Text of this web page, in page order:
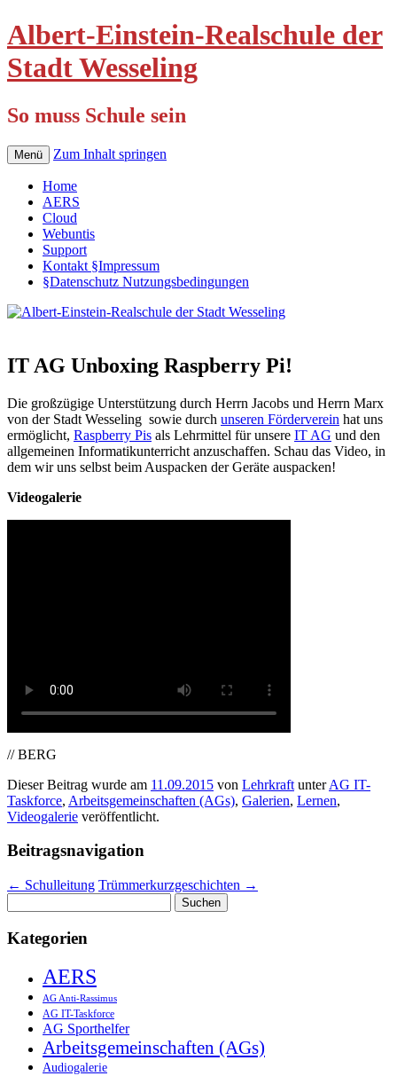
Albert-Einstein-Realschule der
Stadt Wesseling
So muss Schule sein
Menü Zum Inhalt springen
Home
AERS
Cloud
Webuntis
Support
Kontakt §Impressum
§Datenschutz Nutzungsbedingungen
IT AG Unboxing Raspberry Pi!
Die großzügige Unterstützung durch Herrn Jacobs und Herrn Marx
von der Stadt Wesseling sowie durch unseren Förderverein hat uns
ermöglicht, Raspberry Pis als Lehrmittel für unsere IT AG und den
allgemeinen Informatikunterricht anzuschaffen. Schau das Video, in
dem wir uns selbst beim Auspacken der Geräte auspacken!
Videogalerie
// BERG
Dieser Beitrag wurde am 11.09.2015 von Lehrkraft unterAG IT-
Taskforce, Arbeitsgemeinschaften (AGs), Galerien, Lernen,
Videogalerie veröffentlicht.
Beitragsnavigation
← Schulleitung Trümmerkurzgeschichten →
nach:
Kategorien
AERS
AG Anti-Rassimus
AG IT-Taskforce
AG Sporthelfer
Arbeitsgemeinschaften (AGs)
Audiogalerie